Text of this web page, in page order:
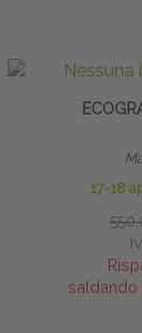
17-18